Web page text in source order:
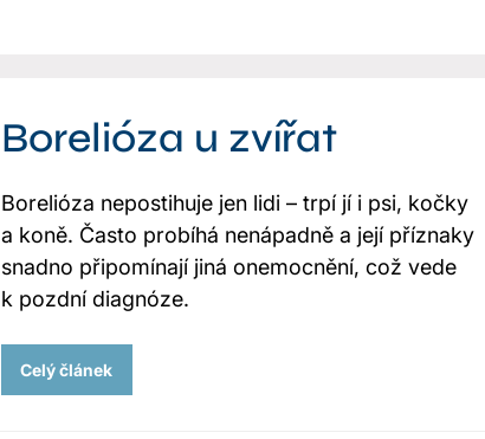
Borelióza u zvířat
Borelióza nepostihuje jen lidi – trpí jí i psi, kočky
a koně. Často probíhá nenápadně a její příznaky
snadno připomínají jiná onemocnění, což vede
k pozdní diagnóze.
Celý článek